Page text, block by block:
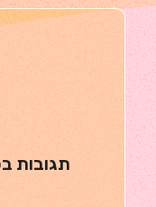
תגובות